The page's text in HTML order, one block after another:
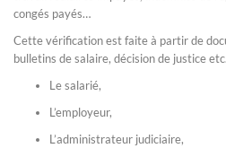
congés payés…
Cette vérification est faite à partir de
bulletins de salaire, décision de justice
Le salarié,
L’employeur,
L’administrateur judiciaire,